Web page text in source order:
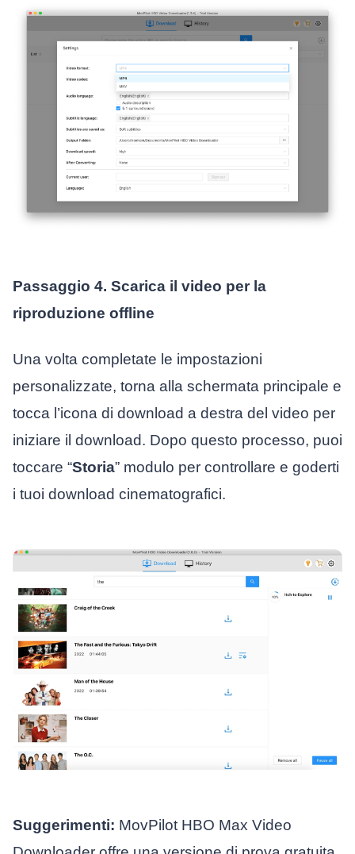
Passaggio 4. Scarica il video per la
riproduzione offline
Una volta completate le impostazioni
personalizzate, torna alla schermata principale e
tocca l’icona di download a destra del video per
iniziare il download. Dopo questo processo, puoi
toccare “Storia” modulo per controllare e goderti
i tuoi download cinematografici.
Suggerimenti: MovPilot HBO Max Video